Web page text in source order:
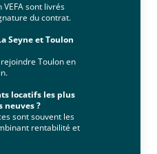
sont livrés
du contrat.
Seyne et Toulon
Toulon en
locatifs les plus
neuves ?
sont souvent les
rentabilité et